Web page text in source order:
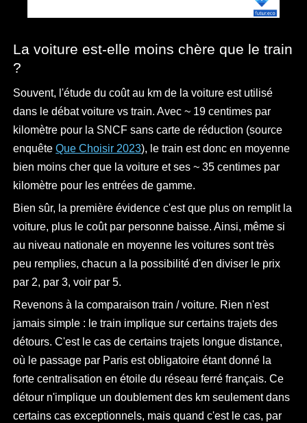
La voiture est-elle moins chère que le train
?
Souvent, l'étude du coût au km de la voiture est utilisé
dans le débat voiture vs train. Avec ~ 19 centimes par
kilomètre pour la SNCF sans carte de réduction (source
enquêteQue Choisir 2023), le train est donc en moyenne
bien moins cher que la voiture et ses ~ 35 centimes par
kilomètre pour les entrées de gamme.
Bien sûr, la première évidence c'est que plus on remplit la
voiture, plus le coût par personne baisse. Ainsi, même si
au niveau nationale en moyenne les voitures sont très
peu remplies, chacun a la possibilité d'en diviser le prix
par 2, par 3, voir par 5.
Revenons à la comparaison train / voiture. Rien n'est
jamais simple : le train implique sur certains trajets des
détours. C'est le cas de certains trajets longue distance,
où le passage par Paris est obligatoire étant donné la
forte centralisation en étoile du réseau ferré français. Ce
détour n'implique un doublement des km seulement dans
certains cas exceptionnels, mais quand c'est le cas, par